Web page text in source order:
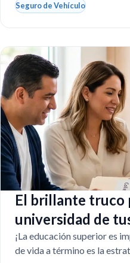
Seguro de Vehículo
El brillante truco
universidad de
faltas
¡La educación superior es
de vida a término es la